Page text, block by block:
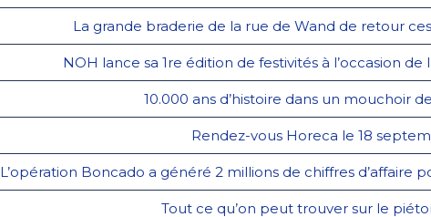
La grande braderie de la rue de Wand de retour
NOH lance sa 1re édition de festivités à l’occasion
10.000 ans d’histoire dans un mouchoir
Rendez-vous Horeca le 18
L’opération Boncado a généré 2 millions de chiffres d’affaire
Tout ce qu’on peut trouver sur le